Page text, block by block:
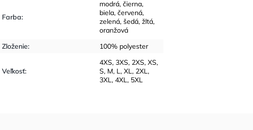
Farba:
modrá, čierna,
biela, červená,
zelená, šedá, žltá,
oranžová
Zloženie: 100% polyester
Veľkosť:
4XS, 3XS, 2XS, XS,
S, M, L, XL, 2XL,
3XL, 4XL, 5XL